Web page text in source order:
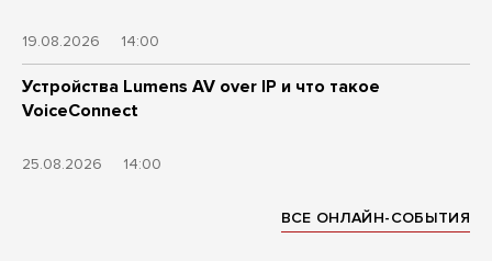
19.08.2026 14:00
Устройства Lumens AV over IP и что такое
VoiceConnect
25.08.2026 14:00
ВСЕ ОНЛАЙН-СОБЫТИЯ